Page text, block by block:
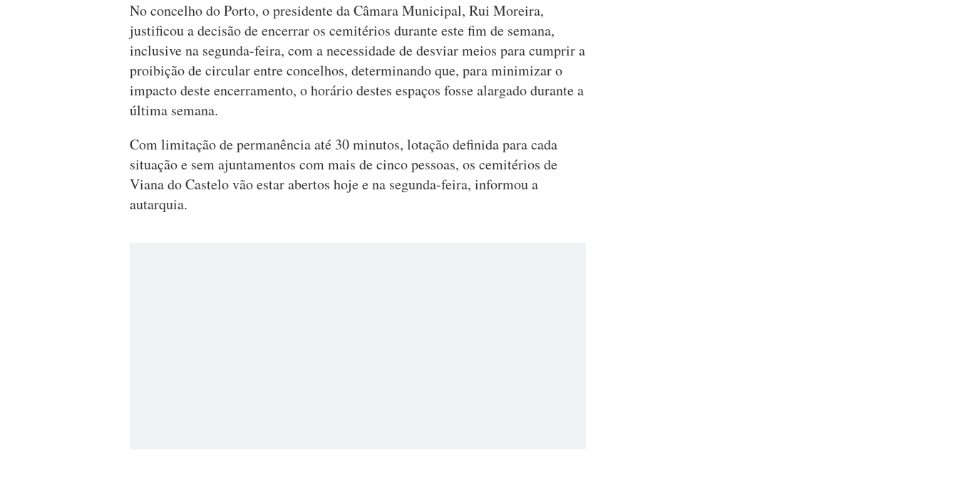
No concelho do Porto, o presidente da Câmara Municipal, Rui Moreira,
justificou a decisão de encerrar os cemitérios durante este fim de semana,
inclusive na segunda-feira, com a necessidade de desviar meios para cumprir a
proibição de circular entre concelhos, determinando que, para minimizar o
impacto deste encerramento, o horário destes espaços fosse alargado durante a
última semana.
Com limitação de permanência até 30 minutos, lotação definida para cada
situação e sem ajuntamentos com mais de cinco pessoas, os cemitérios de
Viana do Castelo vão estar abertos hoje e na segunda-feira, informou a
autarquia.